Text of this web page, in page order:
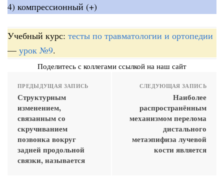
4) компрессионный (+)
Учебный курс: тесты по травматологии и ортопедии
— урок №9.
Поделитесь с коллегами ссылкой на наш сайт
ПРЕДЫДУЩАЯ ЗАПИСЬ
Структурным
изменением,
связанным со
скручиванием
позвонка вокруг
задней продольной
связки, называется
СЛЕДУЮЩАЯ ЗАПИСЬ
Наиболее
распространённым
механизмом перелома
дистального
метаэпифиза лучевой
кости является